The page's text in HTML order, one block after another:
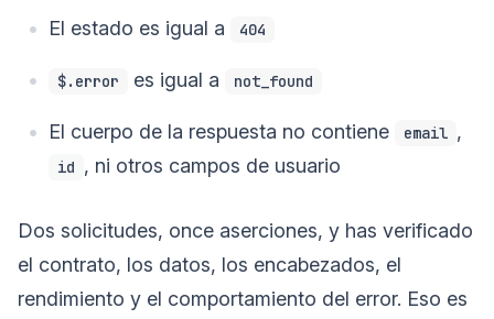
El estado es igual a 404
$.error es igual a not_found
El cuerpo de la respuesta no contiene email ,
id , ni otros campos de usuario
Dos solicitudes, once aserciones, y has verificado
el contrato, los datos, los encabezados, el
rendimiento y el comportamiento del error. Eso es